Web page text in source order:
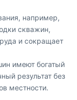
например,
скважин,
и сокращает
имеют богатый
результат без
местности.